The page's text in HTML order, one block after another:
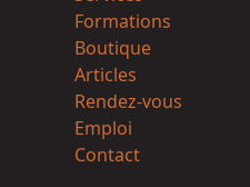
Formations
Boutique
Articles
Rendez-vous
Emploi
Contact